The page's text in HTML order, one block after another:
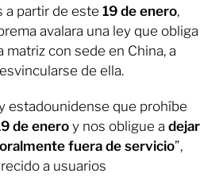
a partir de este 19 de enero,
avalara una ley que obliga
matriz con sede en China, a
de ella.
estadounidense que prohíbe
de eneroy nos obligue a dejar
fuera de servicio”,
a usuarios